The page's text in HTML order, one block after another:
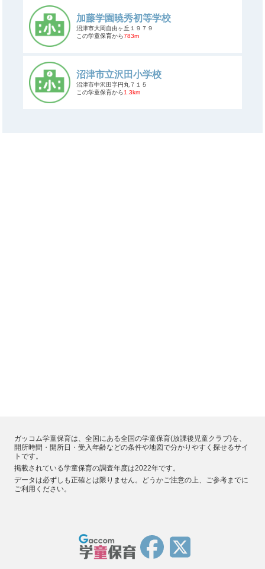
加藤学園暁秀初等学校
沼津市大岡自由ヶ丘１９７９
この学童保育から783m
沼津市立沢田小学校
沼津市中沢田字円丸７１５
この学童保育から1.3km
ガッコム学童保育は、全国にある全国の学童保育(放課後児童クラブ)を、
開所時間・開所日・受入年齢などの条件や地図で分かりやすく探せるサイ
トです。
掲載されている学童保育の調査年度は2022年です。
データは必ずしも正確とは限りません。どうかご注意の上、ご参考までに
ご利用ください。